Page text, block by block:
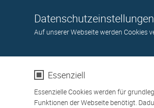
Datenschutzeinstellungen
Auf unserer Webseite werden Cookies
Essenziell
Essenzielle Cookies werden für
Funktionen der Webseite benötigt.
BÖDEN
TÜREN GARTEN